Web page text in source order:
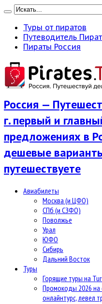
Туры от пиратов
Путеводитель
Пираты Россия
Россия —
г. первый и
предложениях в
дешевые
путешествуете
Авиабилеты
Москва (и ЦФО)
СПб (и СЗФО)
Поволжье
Урал
ЮФО
Сибирь
Дальний Восток
Туры
Горящие туры на
Промокоды 2026 на
онлайнтурс, левел